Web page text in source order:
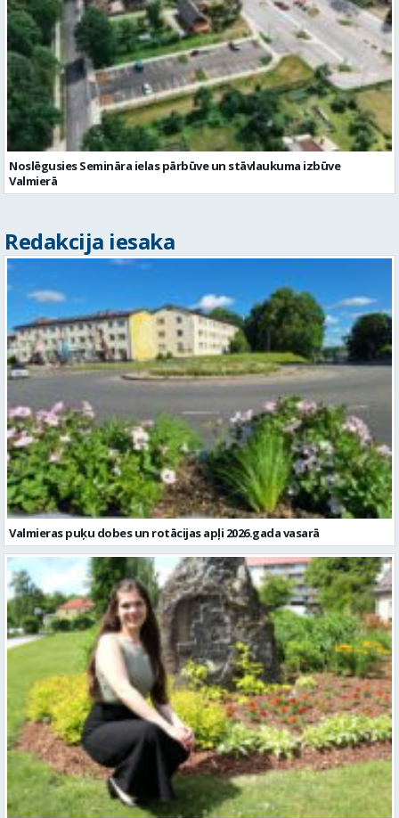
Noslēgusies Semināra ielas pārbūve un stāvlaukuma izbūve
Valmierā
Redakcija iesaka
Valmieras puķu dobes un rotācijas apļi 2026.gada vasarā